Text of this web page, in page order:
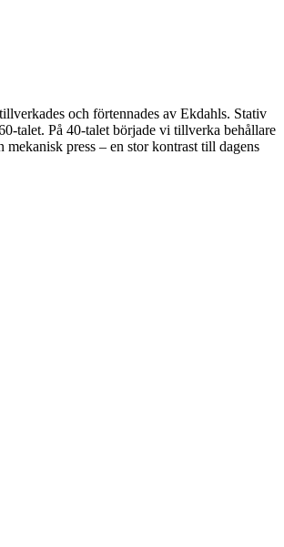
och förtennades av Ekdahls. Stativ
talet. På 40-talet började vi tillverka behållare
press – en stor kontrast till dagens